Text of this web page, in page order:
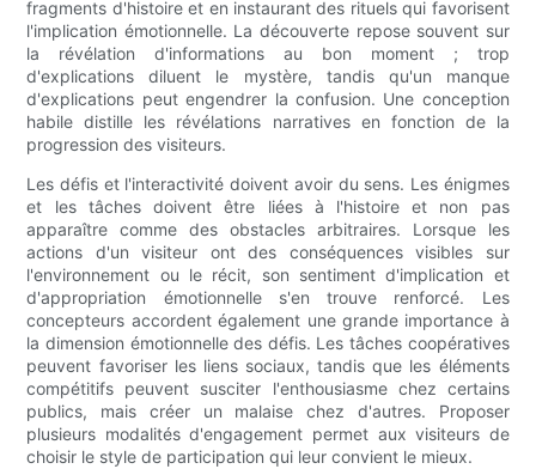
fragments d'histoire et en instaurant des rituels qui favorisent
l'implication émotionnelle. La découverte repose souvent sur
la révélation d'informations au bon moment ; trop
d'explications diluent le mystère, tandis qu'un manque
d'explications peut engendrer la confusion. Une conception
habile distille les révélations narratives en fonction de la
progression des visiteurs.
Les défis et l'interactivité doivent avoir du sens. Les énigmes
et les tâches doivent être liées à l'histoire et non pas
apparaître comme des obstacles arbitraires. Lorsque les
actions d'un visiteur ont des conséquences visibles sur
l'environnement ou le récit, son sentiment d'implication et
d'appropriation émotionnelle s'en trouve renforcé. Les
concepteurs accordent également une grande importance à
la dimension émotionnelle des défis. Les tâches coopératives
peuvent favoriser les liens sociaux, tandis que les éléments
compétitifs peuvent susciter l'enthousiasme chez certains
publics, mais créer un malaise chez d'autres. Proposer
plusieurs modalités d'engagement permet aux visiteurs de
choisir le style de participation qui leur convient le mieux.